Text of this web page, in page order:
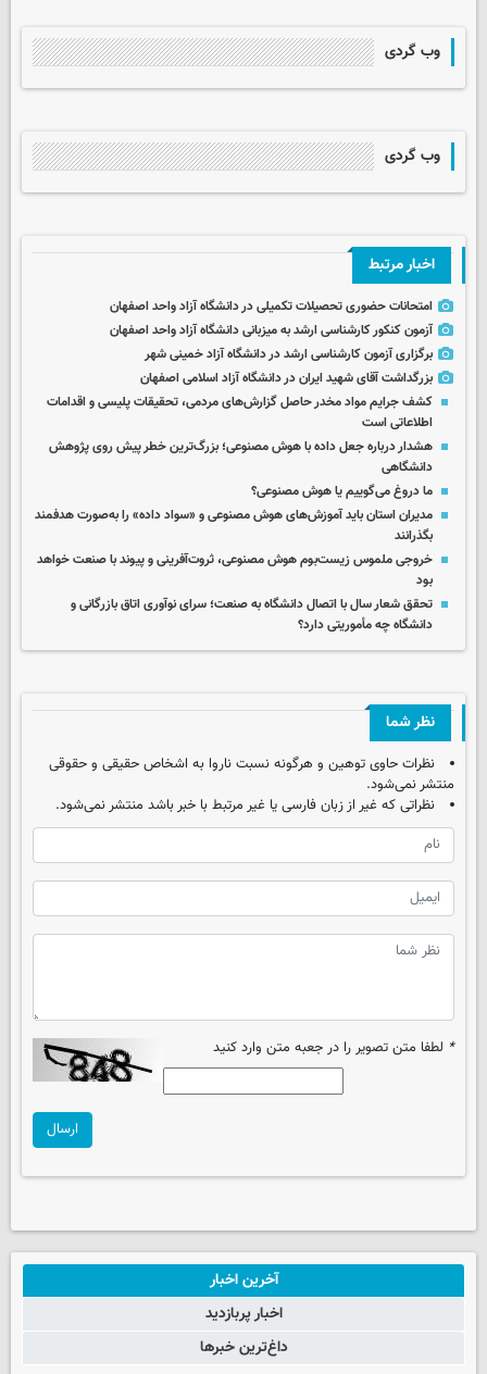
وب گردی
وب گردی
اخبار مرتبط
امتحانات حضوری تحصیلات تکمیلی در دانشگاه آزاد واحد اصفهان
آزمون کنکور کارشناسی ارشد به میزبانی دانشگاه آزاد واحد اصفهان
برگزاری آزمون کارشناسی ارشد در دانشگاه آزاد خمینی شهر
بزرگداشت آقای شهید ایران در دانشگاه آزاد اسلامی اصفهان
کشف جرایم مواد مخدر حاصل گزارش‌های مردمی، تحقیقات پلیسی و اقدامات
اطلاعاتی است
هشدار درباره جعل داده با هوش مصنوعی؛ بزرگ‌ترین خطر پیش روی پژوهش
دانشگاهی
ما دروغ می‌گوییم یا هوش مصنوعی؟
مدیران استان باید آموزش‌های هوش مصنوعی و «سواد داده» را به‌صورت هدفمند
بگذرانند
خروجی ملموس زیست‌بوم هوش مصنوعی، ثروت‌آفرینی و پیوند با صنعت خواهد
بود
تحقق شعار سال با اتصال دانشگاه به صنعت؛ سرای نوآوری اتاق بازرگانی و
دانشگاه چه مأموریتی دارد؟
نظر شما
نظرات حاوی توهین و هرگونه نسبت ناروا به اشخاص حقیقی و حقوقی
منتشر نمی‌شود.
نظراتی که غیر از زبان فارسی یا غیر مرتبط با خبر باشد منتشر نمی‌شود.
* لطفا متن تصویر را در جعبه متن وارد کنید
ارسال
آخرین اخبار
اخبار پربازدید
داغ‌ترین خبرها